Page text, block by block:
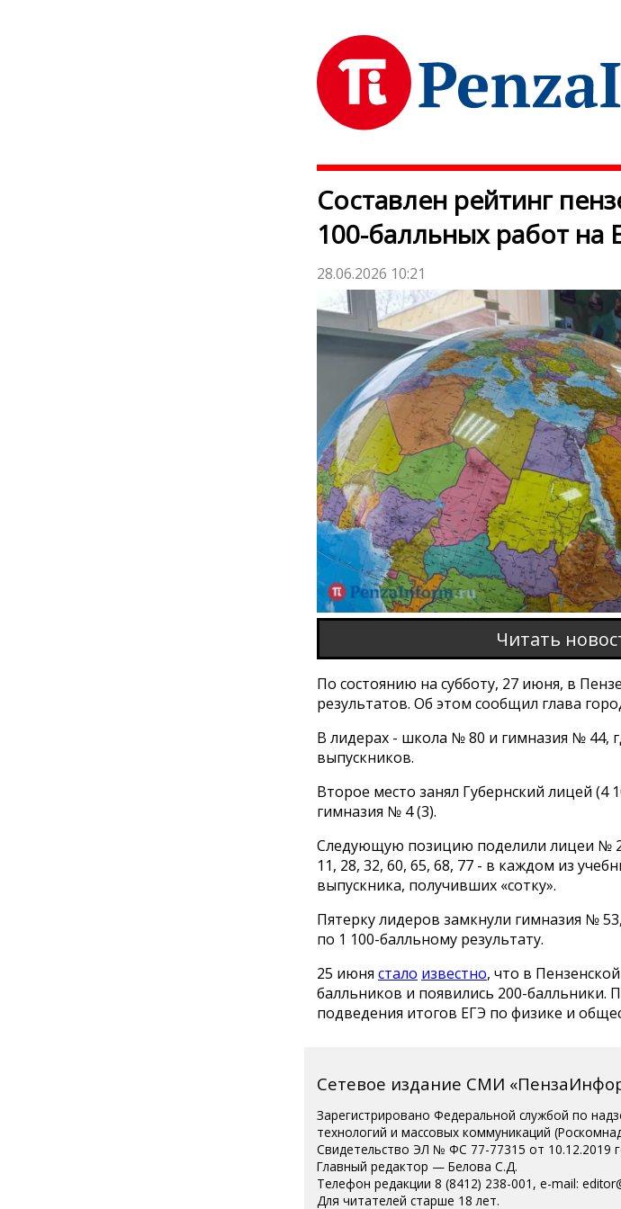
Составлен рейтинг
100-балльных работ на
28.06.2026 10:21
Читать
По состоянию на субботу, 27 июня, в
результатов. Об этом сообщил глава
В лидерах - школа № 80 и гимназия № 44,
выпускников.
Второе место занял Губернский лицей (4
гимназия № 4 (3).
Следующую позицию поделили лицеи №
11, 28, 32, 60, 65, 68, 77 - в каждом из
выпускника, получивших «сотку».
Пятерку лидеров замкнули гимназия №
по 1 100-балльному результату.
25 июня стало известно, что в
балльников и появились 200-балльники.
подведения итогов ЕГЭ по физике и
Сетевое издание СМИ
Зарегистрировано Федеральной службой по
технологий и массовых коммуникаций
Свидетельство ЭЛ № ФС 77-77315 от 10.12.2019
Главный редактор — Белова С.Д.
Телефон редакции 8 (8412) 238-001, e-mail:
Для читателей старше 18 лет.